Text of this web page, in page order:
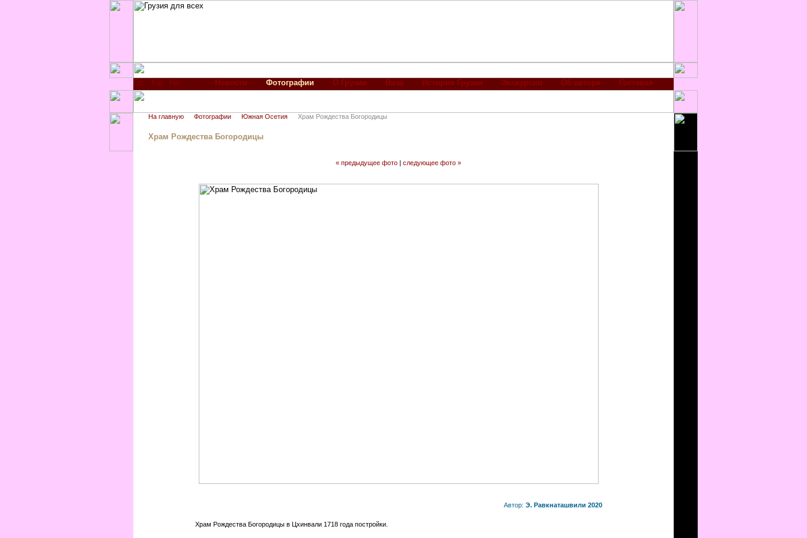
Новости Фотографии О Грузии Виза История Грузии Экскурсии Об авторе Гостевая
На главную Фотографии Южная Осетия Храм Рождества Богородицы
Храм Рождества Богородицы
« предыдущее фото | следующее фото »
Автор: Э. Равкнаташвили 2020
Храм Рождества Богородицы в Цхинвали 1718 года постройки.